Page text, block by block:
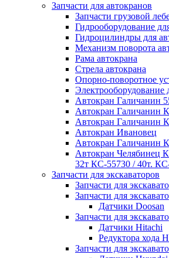
Запчасти для автокранов
Запчасти грузовой
Гидрооборудование
Гидроцилиндры для
Механизм поворота
Рама автокрана
Стрела автокрана
Опорно-поворотное
Электрооборудование
Автокран Галичанин
Автокран Галичанин
Автокран Галичанин
Автокран Ивановец
Автокран Галичанин
Автокран Челябинец
32т КС-55730 / 40т.
Запчасти для экскаваторов
Запчасти для
Запчасти для
Датчики Doosan
Запчасти для
Датчики Hitachi
Редуктора хода
Запчасти для